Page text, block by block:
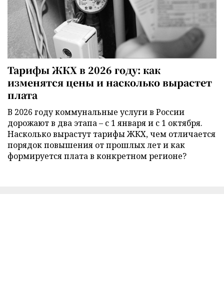
Тарифы ЖКХ в 2026 году: как
изменятся цены и насколько вырастет
плата
В 2026 году коммунальные услуги в России
дорожают в два этапа – с 1 января и с 1 октября.
Насколько вырастут тарифы ЖКХ, чем отличается
порядок повышения от прошлых лет и как
формируется плата в конкретном регионе?